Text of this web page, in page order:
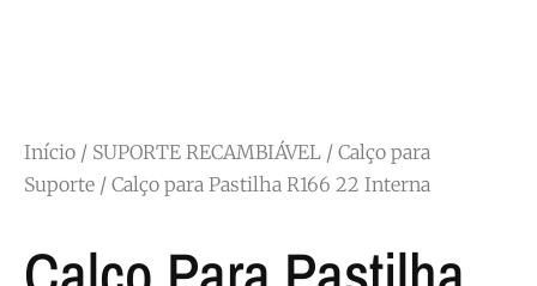
Início / SUPORTE RECAMBIÁVEL / Calço para
Suporte / Calço para Pastilha R166 22 Interna